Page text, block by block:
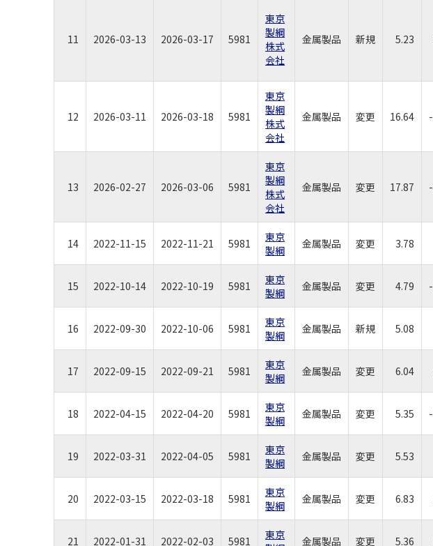
11 2026-03-13 2026-03-17 5981
東京
製綱
株式
会社
金属製品 新規 5.23
12 2026-03-11 2026-03-18 5981
東京
製綱
株式
会社
金属製品 変更 16.64
13 2026-02-27 2026-03-06 5981
東京
製綱
株式
会社
金属製品 変更 17.87
14 2022-11-15 2022-11-21 5981
東京
製綱
金属製品 変更 3.78
15 2022-10-14 2022-10-19 5981
東京
製綱
金属製品 変更 4.79
16 2022-09-30 2022-10-06 5981
東京
製綱
金属製品 新規 5.08
17 2022-09-15 2022-09-21 5981
東京
製綱
金属製品 変更 6.04
18 2022-04-15 2022-04-20 5981
東京
製綱
金属製品 変更 5.35
19 2022-03-31 2022-04-05 5981
東京
製綱
金属製品 変更 5.53
20 2022-03-15 2022-03-18 5981
東京
製綱
金属製品 変更 6.83
21 2022-01-31 2022-02-03 5981
東京
金属製品 変更 5.36